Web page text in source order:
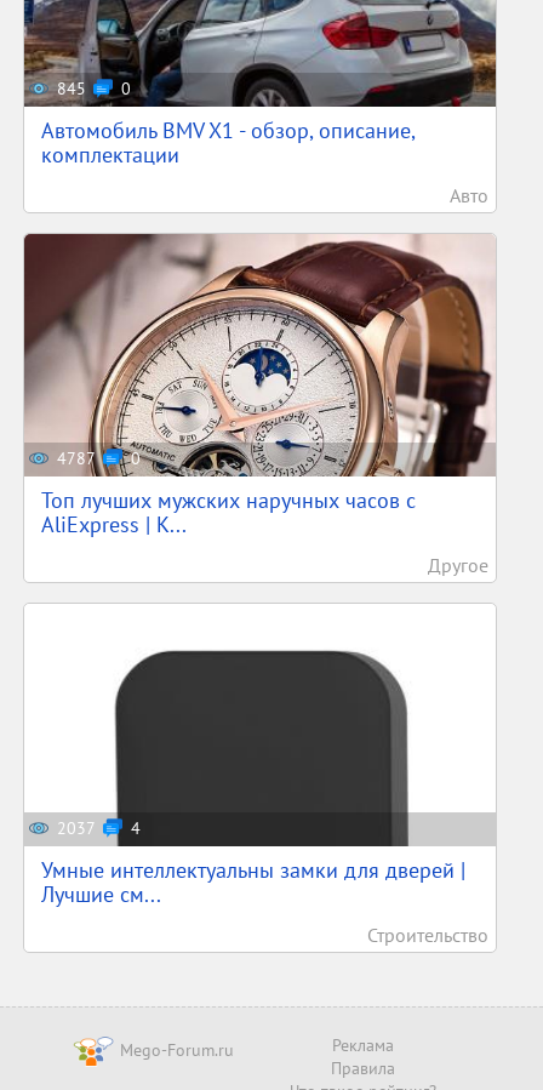
845 0
Автомобиль BMV X1 - обзор, описание,
комплектации
Авто
4787 0
Топ лучших мужских наручных часов с
AliExpress | К...
Другое
2037 4
Умные интеллектуальны замки для дверей |
Лучшие см...
Строительство
Mego-Forum.ru
Реклама
Правила